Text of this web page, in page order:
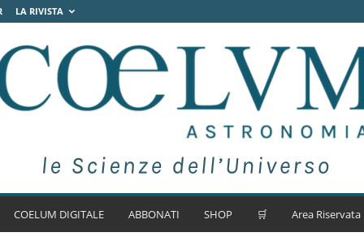
LA RIVISTA
COELUM DIGITALE ABBONATI SHOP 🛒 Area Riservata